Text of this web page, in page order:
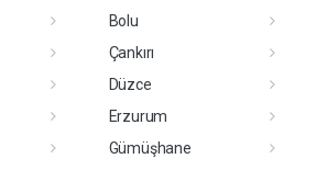
Bolu
Çankırı
Düzce
Erzurum
Gümüşhane